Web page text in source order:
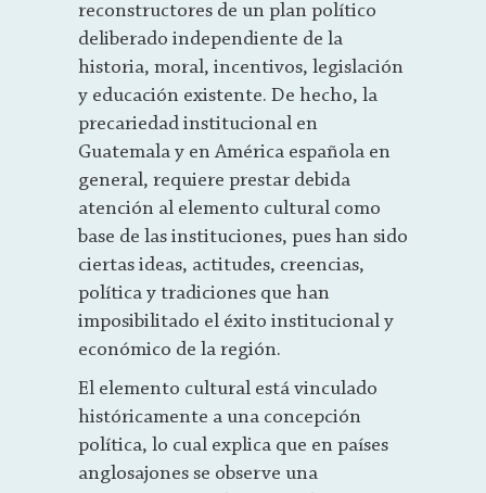
reconstructores de un plan político
deliberado independiente de la
historia, moral, incentivos, legislación
y educación existente. De hecho, la
precariedad institucional en
Guatemala y en América española en
general, requiere prestar debida
atención al elemento cultural como
base de las instituciones, pues han sido
ciertas ideas, actitudes, creencias,
política y tradiciones que han
imposibilitado el éxito institucional y
económico de la región.
El elemento cultural está vinculado
históricamente a una concepción
política, lo cual explica que en países
anglosajones se observe una